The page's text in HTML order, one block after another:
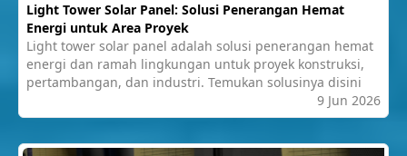
Light Tower Solar Panel: Solusi Penerangan Hemat
Energi untuk Area Proyek
Light tower solar panel adalah solusi penerangan hemat
energi dan ramah lingkungan untuk proyek konstruksi,
pertambangan, dan industri. Temukan solusinya disini
9 Jun 2026